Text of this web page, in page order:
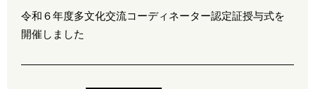
令和６年度多文化交流コーディネーター認定証授与式を
開催しました